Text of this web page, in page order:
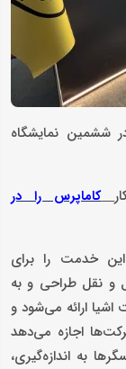
ششمین نمایشگاه
کاماپرس را در
این خدمت را برای
و نقل طراحی و به
ارائه می‌شود و
اجازه می‌دهد
به اندازه‌گیری،